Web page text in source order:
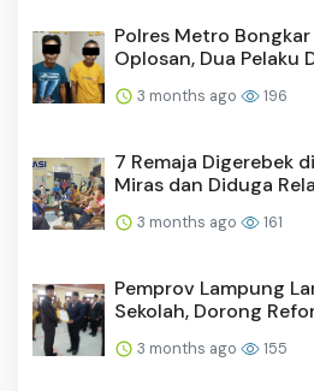
Polres Metro Bongkar
Oplosan, Dua Pelaku
3 months ago 196
7 Remaja Digerebek
Miras dan Diduga
3 months ago 161
Pemprov Lampung
Sekolah, Dorong
3 months ago 155